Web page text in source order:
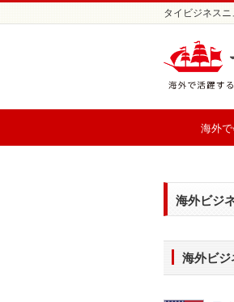
タイビジネス
海外
海外ビジ
海外ビジ